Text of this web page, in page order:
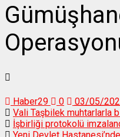
Haber29 0
03/05/
Vali Taşbilek muhtarlarla
İşbirliği protokolü
Yeni Devlet